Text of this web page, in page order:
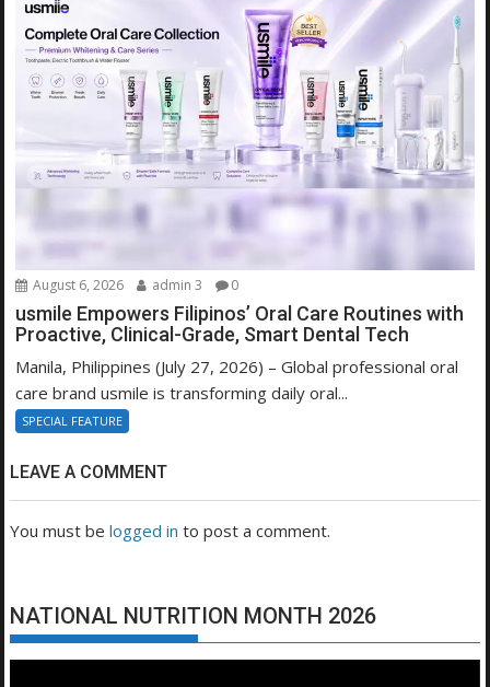
August 6, 2026 admin 3 0
usmile Empowers Filipinos’ Oral Care Routines with
Proactive, Clinical-Grade, Smart Dental Tech
Manila, Philippines (July 27, 2026) – Global professional oral
care brand usmile is transforming daily oral...
SPECIAL FEATURE
LEAVE A COMMENT
You must belogged in to post a comment.
NATIONAL NUTRITION MONTH 2026